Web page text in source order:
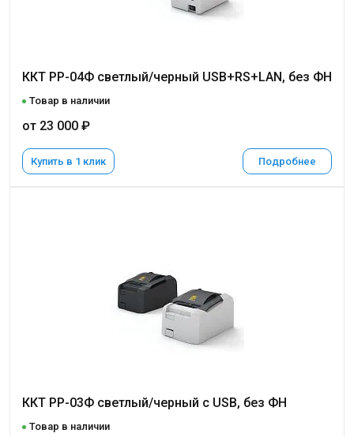
ККТ РР-04Ф светлый/черный USB+RS+LAN, без ФН
Товар в наличии
от 23 000 ₽
Купить в 1 клик Подробнее
ККТ РР-03Ф светлый/черный с USB, без ФН
Товар в наличии